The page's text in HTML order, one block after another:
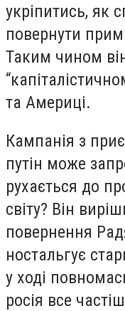
укріпитись, як
повернути
Таким чином
та Америці.
Кампанія з
путін може
рухається до
світу? Він
повернення
ностальгує
у ході
росія все